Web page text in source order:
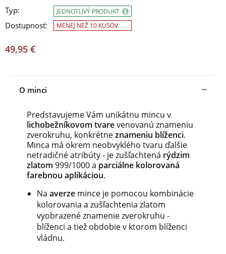
Typ:
Dostupnosť:
JEDNOTLIVÝ PRODUKT
MENEJ NEŽ 10 KUSOV
49,95 €
O minci
Predstavujeme Vám unikátnu mincu v
lichobežníkovom tvarevenovanú znameniu
zverokruhu, konkrétneznameniu blíženci.
Minca má okrem neobvyklého tvaru ďalšie
netradičné atribúty - je zušľachtená rýdzim
zlatom 999/1000 a parciálne kolorovaná
farebnou aplikáciou.
Na averze mince je pomocou kombinácie
kolorovania a zušľachtenia zlatom
vyobrazené znamenie zverokruhu -
blíženci a tiež obdobie v ktorom blíženci
vládnu.